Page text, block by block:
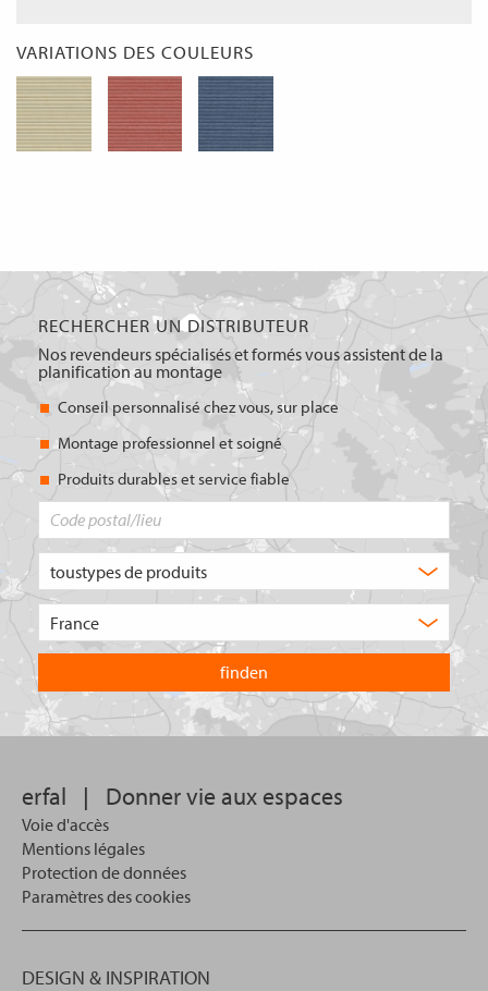
VARIATIONS DES COULEURS
RECHERCHER UN DISTRIBUTEUR
Nos revendeurs spécialisés et formés vous assistent de la
planification au montage
Conseil personnalisé chez vous, sur place
Montage professionnel et soigné
Produits durables et service fiable
de
recherchez-
vous
?
pays
dans
lequel
vous
souhaitez
recherche.
erfal | Donner vie aux espaces
Voie d'accès
Mentions légales
Protection de données
Paramètres des cookies
DESIGN & INSPIRATION